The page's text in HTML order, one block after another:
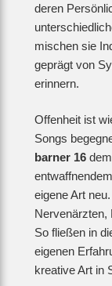
deren
mischen sie
geprägt von
erinnern.
Offenheit ist
Songs
barner 16
eigene Art
Nervenärzten,
So fließen in
eigenen
kreative Art in